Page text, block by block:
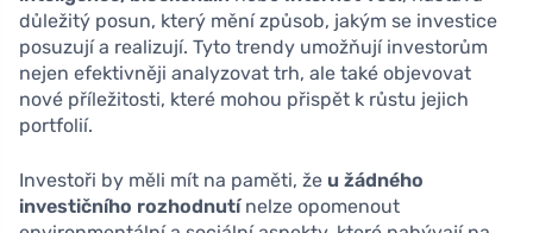
důležitý posun, který mění způsob, jakým se investice
posuzují a realizují. Tyto trendy umožňují investorům
nejen efektivněji analyzovat trh, ale také objevovat
nové příležitosti, které mohou přispět k růstu jejich
portfolií.
Investoři by měli mít na paměti, že u žádného
investičního rozhodnutínelze opomenout